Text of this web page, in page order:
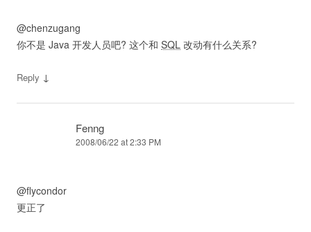
@chenzugang
你不是 Java 开发人员吧? 这个和 SQL 改动有什么关系?
Reply ↓
Fenng
2008/06/22 at 2:33 PM
@flycondor
更正了